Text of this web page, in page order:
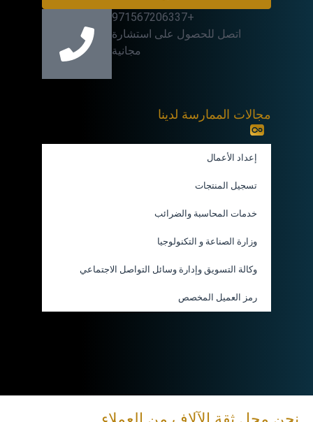
+971567206337
اتصل للحصول على استشارة
مجانية
مجالات الممارسة لدينا
إعداد الأعمال
تسجيل المنتجات
خدمات المحاسبة والضرائب
وزارة الصناعة و التكنولوجيا
وكالة التسويق وإدارة وسائل التواصل الاجتماعي
رمز العميل المخصص
نحن محل ثقة الآلاف من العملاء